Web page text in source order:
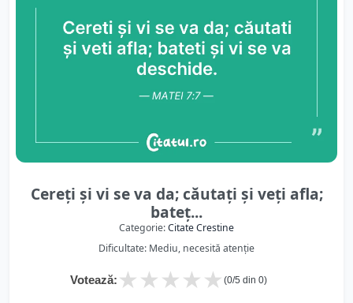
Cereți și vi se va da; căutați și veți afla;
bateț...
Categorie:Citate Crestine
Dificultate: Mediu, necesită atenție
Votează: ★
★
★
★
★ (0/5 din 0)